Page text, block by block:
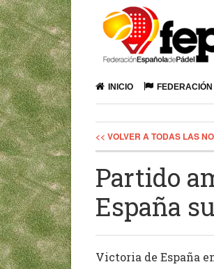
INICIO FEDERACIÓN
<< VOLVER A TODAS LAS
Partido
España
Victoria de España